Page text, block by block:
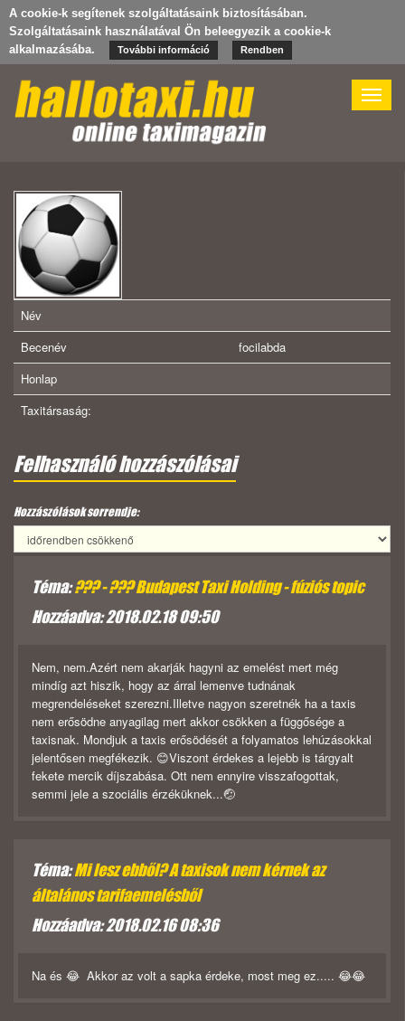
A cookie-k segítenek szolgáltatásaink biztosításában.
Szolgáltatásaink használatával Ön beleegyezik a cookie-k
alkalmazásába.
További információ Rendben
Toggle
Név
Becenév
focilabda
Honlap
Taxitársaság:
Felhasználó hozzászólásai
Hozzászólások sorrendje:
Téma:??? - ??? Budapest Taxi Holding - fúziós topic
Hozzáadva: 2018.02.18 09:50
Nem, nem.Azért nem akarják hagyni az emelést mert még
mindíg azt hiszik, hogy az árral lemenve tudnának
megrendeléseket szerezni.Illetve nagyon szeretnék ha a taxis
nem erősödne anyagilag mert akkor csökken a függősége a
taxisnak. Mondjuk a taxis erősödését a folyamatos lehúzásokkal
jelentősen megfékezik. 😊Viszont érdekes a lejebb is tárgyalt
fekete mercik díjszabása. Ott nem ennyire visszafogottak,
semmi jele a szociális érzéküknek...🤕
Téma:Mi lesz ebből? A taxisok nem kérnek az
általános tarifaemelésből
Hozzáadva: 2018.02.16 08:36
Na és 😂 Akkor az volt a sapka érdeke, most meg ez..... 😂😂